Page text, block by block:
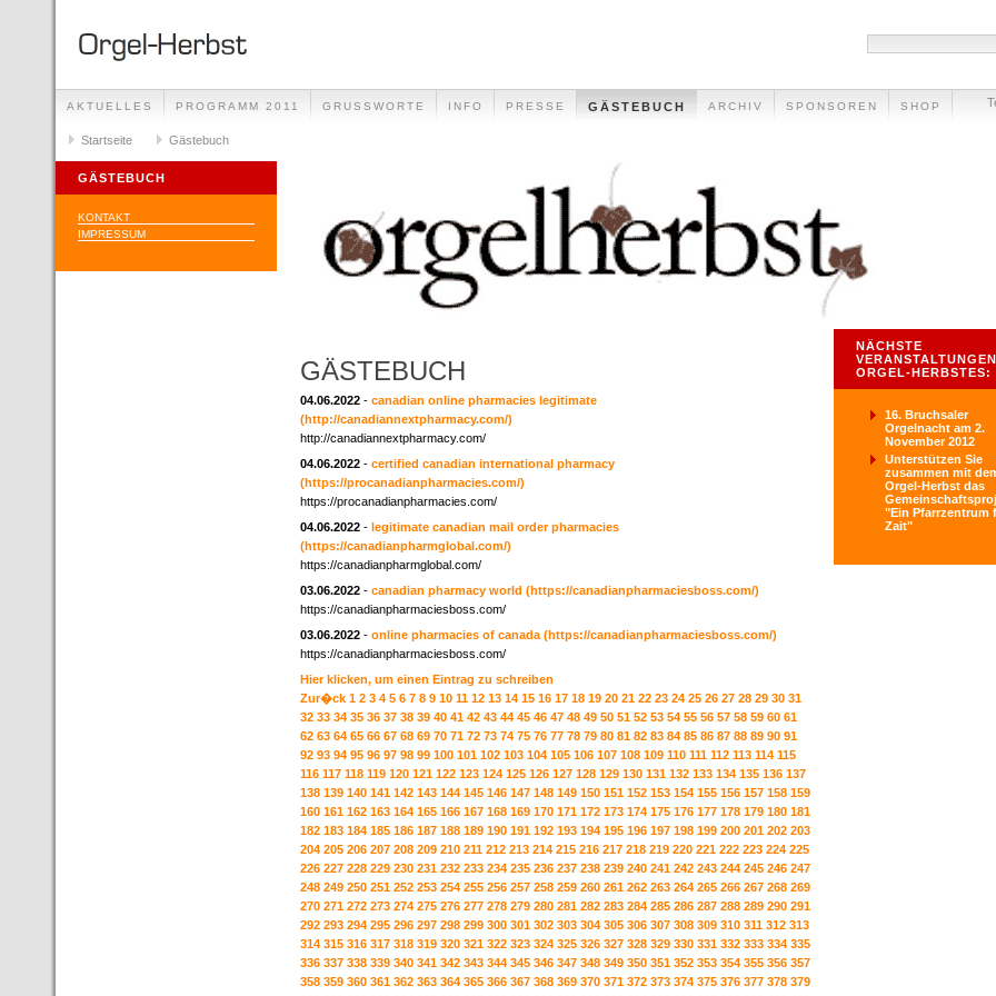
AKTUELLES PROGRAMM 2011 GRUSSWORTE INFO PRESSE GÄSTEBUCH ARCHIV SPONSOREN SHOP
Startseite Gästebuch
GÄSTEBUCH
KONTAKT
IMPRESSUM
GÄSTEBUCH
04.06.2022 - canadian online pharmacies legitimate
(http://canadiannextpharmacy.com/)
http://canadiannextpharmacy.com/
04.06.2022 - certified canadian international pharmacy
(https://procanadianpharmacies.com/)
https://procanadianpharmacies.com/
04.06.2022 - legitimate canadian mail order pharmacies
(https://canadianpharmglobal.com/)
https://canadianpharmglobal.com/
03.06.2022 - canadian pharmacy world (https://canadianpharmaciesboss.com/)
https://canadianpharmaciesboss.com/
03.06.2022 - online pharmacies of canada (https://canadianpharmaciesboss.com/)
https://canadianpharmaciesboss.com/
Hier klicken, um einen Eintrag zu schreiben
Zur�ck 1 2 3 4 5 6 7 8 9 10 11 12 13 14 15 16 17 18 19 20 21 22 23 24 25 26 27 28 29 30 31
32 33 34 35 36 37 38 39 40 41 42 43 44 45 46 47 48 49 50 51 52 53 54 55 56 57 58 59 60 61
62 63 64 65 66 67 68 69 70 71 72 73 74 75 76 77 78 79 80 81 82 83 84 85 86 87 88 89 90 91
92 93 94 95 96 97 98 99 100 101 102 103 104 105 106 107 108 109 110 111 112 113 114 115
116 117 118 119 120 121 122 123 124 125 126 127 128 129 130 131 132 133 134 135 136 137
138 139 140 141 142 143 144 145 146 147 148 149 150 151 152 153 154 155 156 157 158 159
160 161 162 163 164 165 166 167 168 169 170 171 172 173 174 175 176 177 178 179 180 181
182 183 184 185 186 187 188 189 190 191 192 193 194 195 196 197 198 199 200 201 202 203
204 205 206 207 208 209 210 211 212 213 214 215 216 217 218 219 220 221 222 223 224 225
226 227 228 229 230 231 232 233 234 235 236 237 238 239 240 241 242 243 244 245 246 247
248 249 250 251 252 253 254 255 256 257 258 259 260 261 262 263 264 265 266 267 268 269
270 271 272 273 274 275 276 277 278 279 280 281 282 283 284 285 286 287 288 289 290 291
292 293 294 295 296 297 298 299 300 301 302 303 304 305 306 307 308 309 310 311 312 313
314 315 316 317 318 319 320 321 322 323 324 325 326 327 328 329 330 331 332 333 334 335
336 337 338 339 340 341 342 343 344 345 346 347 348 349 350 351 352 353 354 355 356 357
358 359 360 361 362 363 364 365 366 367 368 369 370 371 372 373 374 375 376 377 378 379
NÄCHSTE
ORGEL-HERBSTES:
16. Bruchsaler
Orgelnacht am 2.
November 2012
Unterstützen Sie
zusammen mit
Orgel-Herbst das
"Ein Pfarrzentrum
Zait"